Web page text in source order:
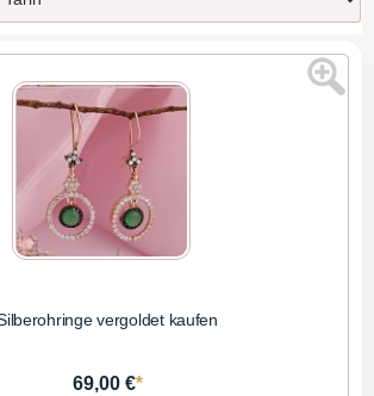
vergoldet kaufen
69,00 €*